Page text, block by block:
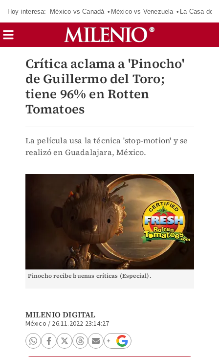
Hoy interesa: México vs Canadá México vs Venezuela La Casa de
Crítica aclama a 'Pinocho'
de Guillermo del Toro;
tiene 96% en Rotten
Tomatoes
La película usa la técnica 'stop-motion' y se
realizó en Guadalajara, México.
Pinocho recibe buenas críticas (Especial).
MILENIO DIGITAL
México / 26.11.2022 23:14:27